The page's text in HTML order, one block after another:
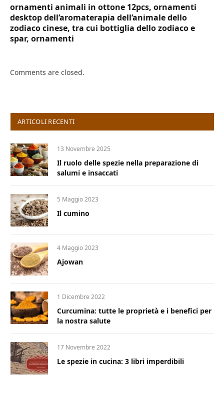
ornamenti animali in ottone 12pcs, ornamenti
desktop dell’aromaterapia dell’animale dello
zodiaco cinese, tra cui bottiglia dello zodiaco e
spar, ornamenti
Comments are closed.
ARTICOLI RECENTI
13 Novembre 2025
Il ruolo delle spezie nella preparazione di
salumi e insaccati
5 Maggio 2023
Il cumino
4 Maggio 2023
Ajowan
1 Dicembre 2022
Curcumina: tutte le proprietà e i benefici per
la nostra salute
17 Novembre 2022
Le spezie in cucina: 3 libri imperdibili